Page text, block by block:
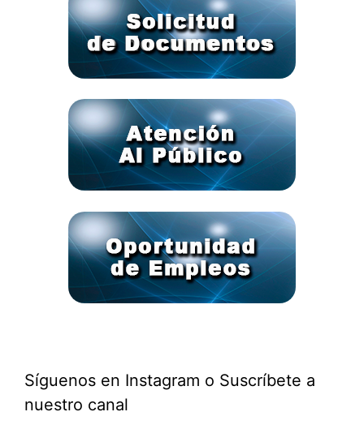
Síguenos en Instagram o Suscríbete a
nuestro canal